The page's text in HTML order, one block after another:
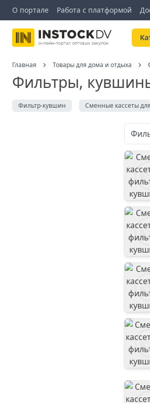
О портале Работа с платформой
Главная Товары для дома и отдыха
Фильтры,
Фильтр-кувшин Сменные кассеты